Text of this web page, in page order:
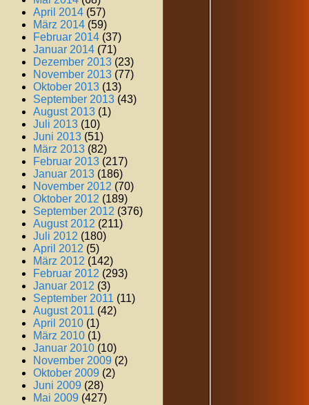
April 2014 (57)
März 2014 (59)
Februar 2014 (37)
Januar 2014 (71)
Dezember 2013 (23)
November 2013 (77)
Oktober 2013 (13)
September 2013 (43)
August 2013 (1)
Juli 2013 (10)
Juni 2013 (51)
März 2013 (82)
Februar 2013 (217)
Januar 2013 (186)
November 2012 (70)
Oktober 2012 (189)
September 2012 (376)
August 2012 (211)
Juli 2012 (180)
April 2012 (5)
März 2012 (142)
Februar 2012 (293)
Januar 2012 (3)
September 2011 (11)
August 2011 (42)
April 2010 (1)
März 2010 (1)
Januar 2010 (10)
November 2009 (2)
Oktober 2009 (2)
Juni 2009 (28)
Mai 2009 (427)